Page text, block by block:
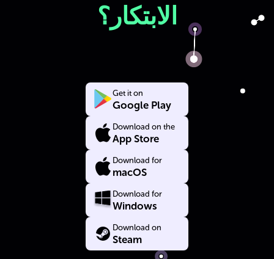
الابتكار؟
Get it on
Google Play
Download on the
App Store
Download for
macOS
Download for
Windows
Download on
Steam